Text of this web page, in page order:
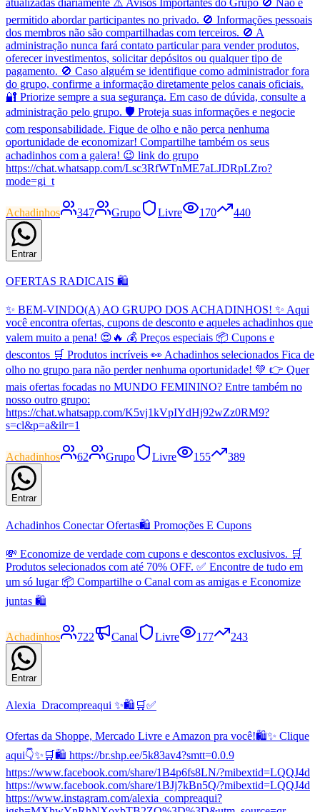
atualizadas diariamente ⚠️ Avisos Importantes do Grupo 🚫 Não é
permitido abordar participantes no privado. 🚫 Informações pessoais
dos membros não são compartilhadas com terceiros. 🚫 A
administração nunca fará contato particular para vender produtos,
oferecer investimentos, solicitar depósitos ou qualquer tipo de
pagamento. 🚫 Caso alguém se identifique como administrador fora
do grupo, confirme a informação diretamente pelos canais oficiais.
🔐 Priorize sempre a sua segurança. Em caso de dúvida, consulte a
administração pelo grupo. 🛡️ Proteja suas informações e negocie
com responsabilidade. Fique de olho e não perca nenhuma
oportunidade de economizar! Compartilhe também os seus
achadinhos com a galera! 😉 link do grupo
https://chat.whatsapp.com/Lsc3RfWTnME7aLJDRpLZro?
mode=gi_t
Achadinhos 347 Grupo Livre 170 440
Entrar
OFERTAS RADICAIS 🛍️
✨ BEM-VINDO(A) AO GRUPO DOS ACHADINHOS! ✨ Aqui
você encontra ofertas, cupons de desconto e aqueles achadinhos que
valem muito a pena! 😍🔥 💰 Preços especiais 📦 Cupons e
descontos 🛒 Produtos incríveis 👀 Achadinhos selecionados Fica de
olho no grupo para não perder nenhuma oportunidade! 💚 👉 Quer
mais ofertas focadas no MUNDO FEMININO? Entre também no
nosso outro grupo:
https://chat.whatsapp.com/K5vj1kVpIYdHj92wZz0RM9?
s=cl&p=a&ilr=1
Achadinhos 62 Grupo Livre 155 389
Entrar
Achadinhos Conectar Ofertas🛍 Promoções E Cupons
💸 Economize de verdade com cupons e descontos exclusivos. 🛒
Produtos selecionados com até 70% OFF. ✅ Encontre de tudo em
um só lugar 📦 Compartilhe o Canal com as amigas e Economize
juntas 🛍
Achadinhos 722 Canal Livre 177 243
Entrar
Alexia_Dracompreaqui ✨🛍️🛒✅
Ofertas da Shoppe, Mercado Livre e Amazon pra você!🛍️✨ Clique
aqui👇✨🛒🛍️ https://br.shp.ee/5k83av4?smtt=0.0.9
https://www.facebook.com/share/1B4p6fs8LN/?mibextid=LQQJ4d
https://www.facebook.com/share/1BJj7kBn5Q/?mibextid=LQQJ4d
https://www.instagram.com/alexia_compreaqui?